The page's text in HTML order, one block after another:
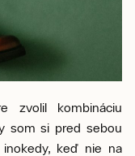
zvolil kombináciu
som si pred sebou
keď nie na